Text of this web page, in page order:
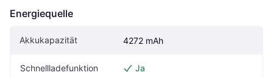
Energiequelle
Akkukapazität 4272 mAh
Schnellladefunktion Ja